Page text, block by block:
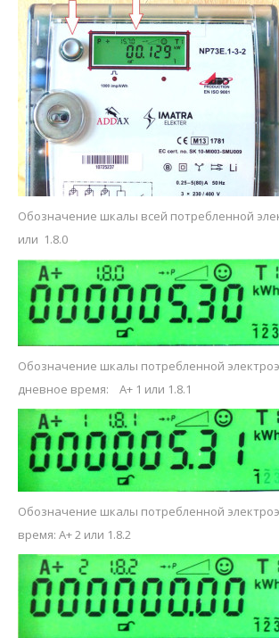
Обозначение шкалы всей потребленной
или 1.8.0
Обозначение шкалы потребленной
дневное время: A+ 1 или 1.8.1
Обозначение шкалы потребленной
время: A+ 2 или 1.8.2